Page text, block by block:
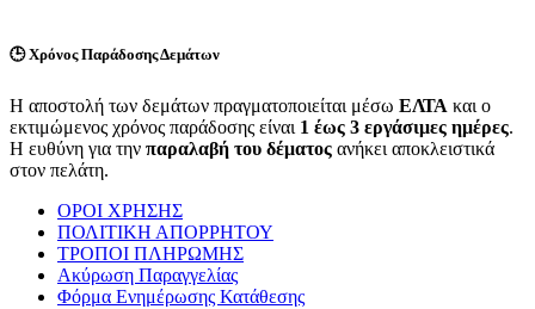
🕒Χρόνος Παράδοσης Δεμάτων
Η αποστολή των δεμάτων πραγματοποιείται μέσω ΕΛΤΑ και ο
εκτιμώμενος χρόνος παράδοσης είναι 1 έως 3 εργάσιμες ημέρες.
Η ευθύνη για την παραλαβή του δέματος ανήκει αποκλειστικά
στον πελάτη.
ΟΡΟΙ ΧΡΗΣΗΣ
ΠΟΛΙΤΙΚΗ ΑΠΟΡΡΗΤΟΥ
ΤΡΟΠΟΙ ΠΛΗΡΩΜΗΣ
Ακύρωση Παραγγελίας
Φόρμα Ενημέρωσης Κατάθεσης